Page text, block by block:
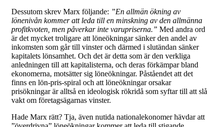
Dessutom skrev Marx följande: ”En allmän ökning av
lönenivån kommer att leda till en minskning av den allmänna
profitkvoten, men påverkar inte varupriserna.” Med andra ord
är det mycket troligare att löneökningar sänker den andel av
inkomsten som går till vinster och därmed i slutändan sänker
kapitalets lönsamhet. Och det är detta som är den verkliga
anledningen till att kapitalisterna, och deras förkämpar bland
ekonomerna, motsätter sig löneökningar. Påståendet att det
finns en lön-pris-spiral och att löneökningar orsakar
prisökningar är alltså en ideologisk rökridå som syftar till att slå
vakt om företagsägarnas vinster.
Hade Marx rätt? Tja, även nutida nationalekonomer hävdar att